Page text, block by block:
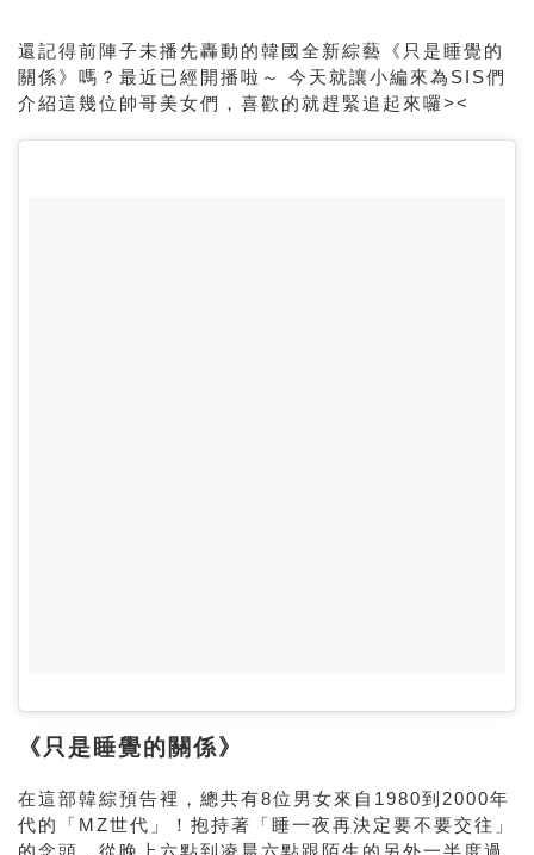
還記得前陣子未播先轟動的韓國全新綜藝《只是睡覺的
關係》嗎？最近已經開播啦～ 今天就讓小編來為SIS們
介紹這幾位帥哥美女們，喜歡的就趕緊追起來囉><
《只是睡覺的關係》
在這部韓綜預告裡，總共有8位男女來自1980到2000年
代的「MZ世代」！抱持著「睡一夜再決定要不要交往」
的念頭，從晚上六點到凌晨六點跟陌生的另外一半度過